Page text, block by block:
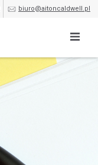
biuro@aitoncaldwell.pl